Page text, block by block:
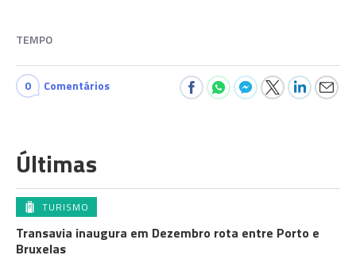
TEMPO
0 Comentários
Últimas
TURISMO
Transavia inaugura em Dezembro rota entre Porto e
Bruxelas